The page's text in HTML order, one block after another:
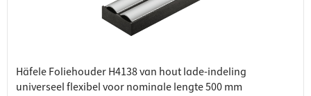
Häfele Foliehouder H4138 van hout lade-indeling
universeel flexibel voor nominale lengte 500 mm